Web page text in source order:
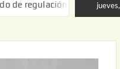
en el Ejido de Puerta de